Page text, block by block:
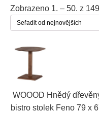
Zobrazeno 1. – 50. z
WOOOD Hnědý
bistro stolek Feno 79 x